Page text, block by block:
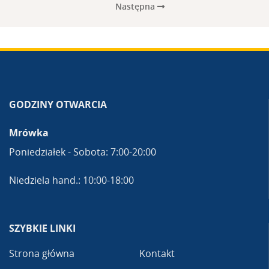
Następna
GODZINY OTWARCIA
Mrówka
Poniedziałek - Sobota: 7:00-20:00
Niedziela hand.: 10:00-18:00
SZYBKIE LINKI
Strona główna
Kontakt